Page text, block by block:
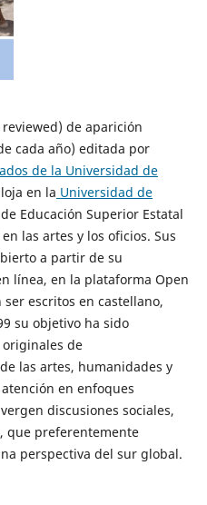
de aparición
cada año) editada por
de la Universidad de
en la Universidad de
Educación Superior Estatal
las artes y los oficios. Sus
a partir de su
línea, en la plataforma Open
ser escritos en castellano,
su objetivo ha sido
de
las artes, humanidades y
en enfoques
discusiones sociales,
que preferentemente
perspectiva del sur global.